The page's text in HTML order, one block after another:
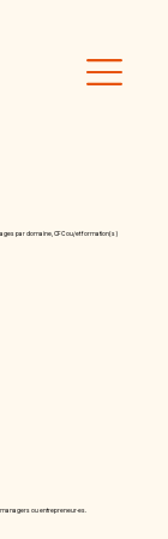
par domaine, CFC ou/et formation(s)
ou entrepreneur·es.